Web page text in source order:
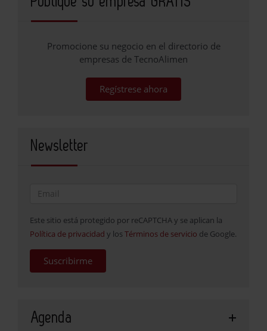
Promocione su negocio en el directorio de
empresas de TecnoAlimen
Regístrese ahora
Newsletter
Este sitio está protegido por reCAPTCHA y se aplican la
Política de privacidad y los Términos de servicio de Google.
Suscribirme
Agenda